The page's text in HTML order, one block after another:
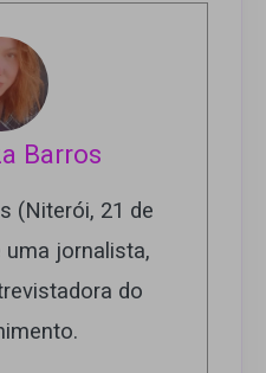
Barros
(Niterói, 21 de
uma jornalista,
do